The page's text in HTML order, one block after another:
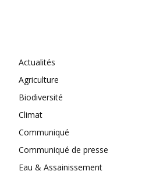
Actualités
Agriculture
Biodiversité
Climat
Communiqué
Communiqué de presse
Eau & Assainissement